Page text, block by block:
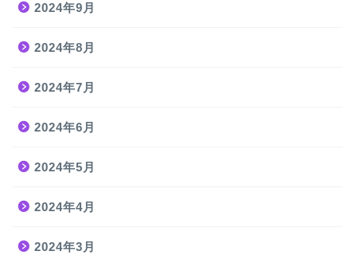
2024年9月
2024年8月
2024年7月
2024年6月
2024年5月
2024年4月
2024年3月